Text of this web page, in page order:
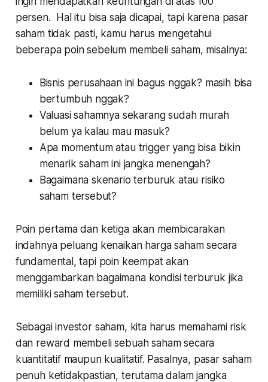
persen. Hal itu bisa saja dicapai, tapi karena pasar
saham tidak pasti, kamu harus mengetahui
beberapa poin sebelum membeli saham, misalnya:
Bisnis perusahaan ini bagus nggak? masih bisa
bertumbuh nggak?
Valuasi sahamnya sekarang sudah murah
belum ya kalau mau masuk?
Apa momentum atau trigger yang bisa bikin
menarik saham ini jangka menengah?
Bagaimana skenario terburuk atau risiko
saham tersebut?
Poin pertama dan ketiga akan membicarakan
indahnya peluang kenaikan harga saham secara
fundamental, tapi poin keempat akan
menggambarkan bagaimana kondisi terburuk jika
memiliki saham tersebut.
Sebagai investor saham, kita harus memahami risk
dan reward membeli sebuah saham secara
kuantitatif maupun kualitatif. Pasalnya, pasar saham
penuh ketidakpastian, terutama dalam jangka